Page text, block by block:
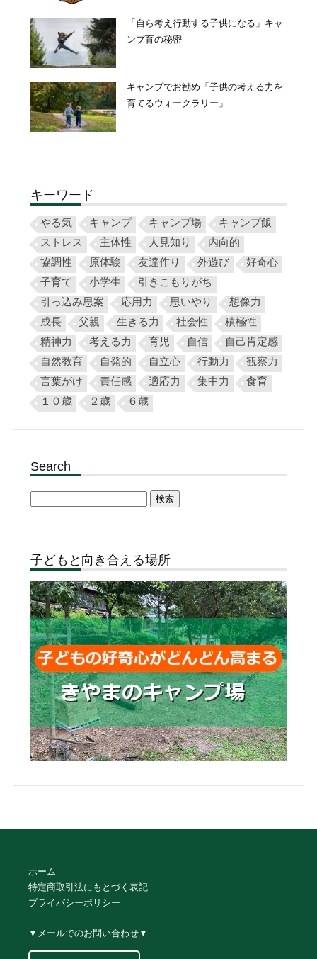
「自ら考え行動する子供になる」キャ
ンプ育の秘密
キャンプでお勧め「子供の考える力を
育てるウォークラリー」
キーワード
やる気 キャンプ キャンプ場
キャンプ飯
ストレス
主体性 人見知り
内向的
協調性
原体験 友達作り 外遊び
好奇心
子育て
小学生
引きこもりがち
引っ込み思案
応用力 思いやり
想像力
成長
父親 生きる力 社会性
積極性
精神力
考える力 育児 自信
自己肯定感
自然教育
自発的 自立心 行動力
観察力
言葉がけ
責任感 適応力 集中力
食育
１０歳
２歳 ６歳
Search
子どもと向き合える場所
ホーム
特定商取引法にもとづく表記
プライバシーポリシー
▼メールでのお問い合わせ▼